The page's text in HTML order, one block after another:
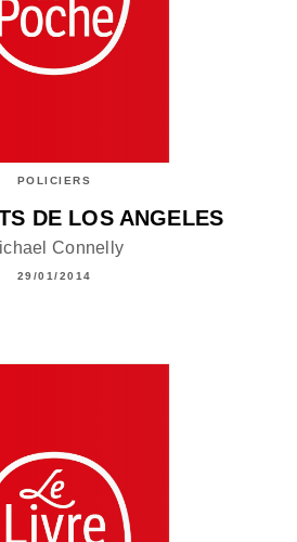
POLICIERS
DE LOS ANGELES
Connelly
29/01/2014